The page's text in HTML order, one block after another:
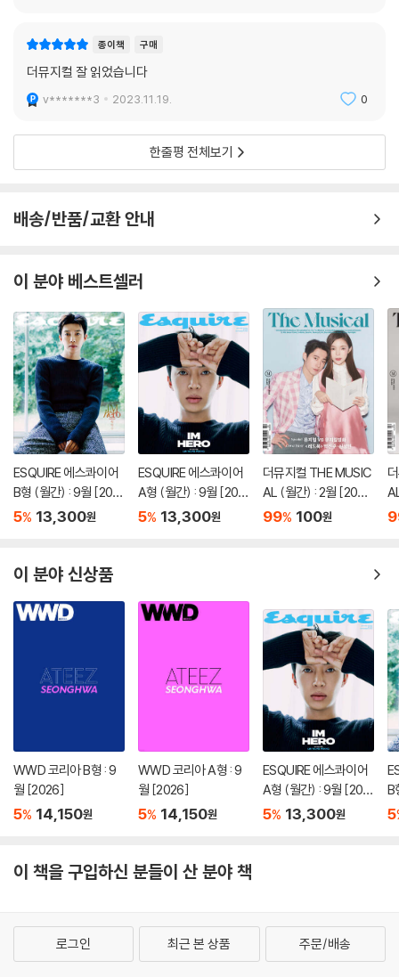
종이책 구매
더뮤지컬 잘 읽었습니다
v*******3 2023.11.19. 0
한줄평 전체보기
배송/반품/교환 안내
이 분야 베스트셀러
ESQUIRE 에스콰이어
B형 (월간) : 9월 [202
6]
5% 13,300원
ESQUIRE 에스콰이어
A형 (월간) : 9월 [202
6]
5% 13,300원
더뮤지컬 THE MUSIC
AL (월간) : 2월 [202
3]
99% 100원
3]
이 분야 신상품
WWD 코리아 B형 : 9
월 [2026]
5% 14,150원
WWD 코리아 A형 : 9
월 [2026]
5% 14,150원
ESQUIRE 에스콰이어
A형 (월간) : 9월 [202
6]
5% 13,300원
B
6]
5
이 책을 구입하신 분들이 산 분야 책
로그인 최근 본 상품 주문/배송